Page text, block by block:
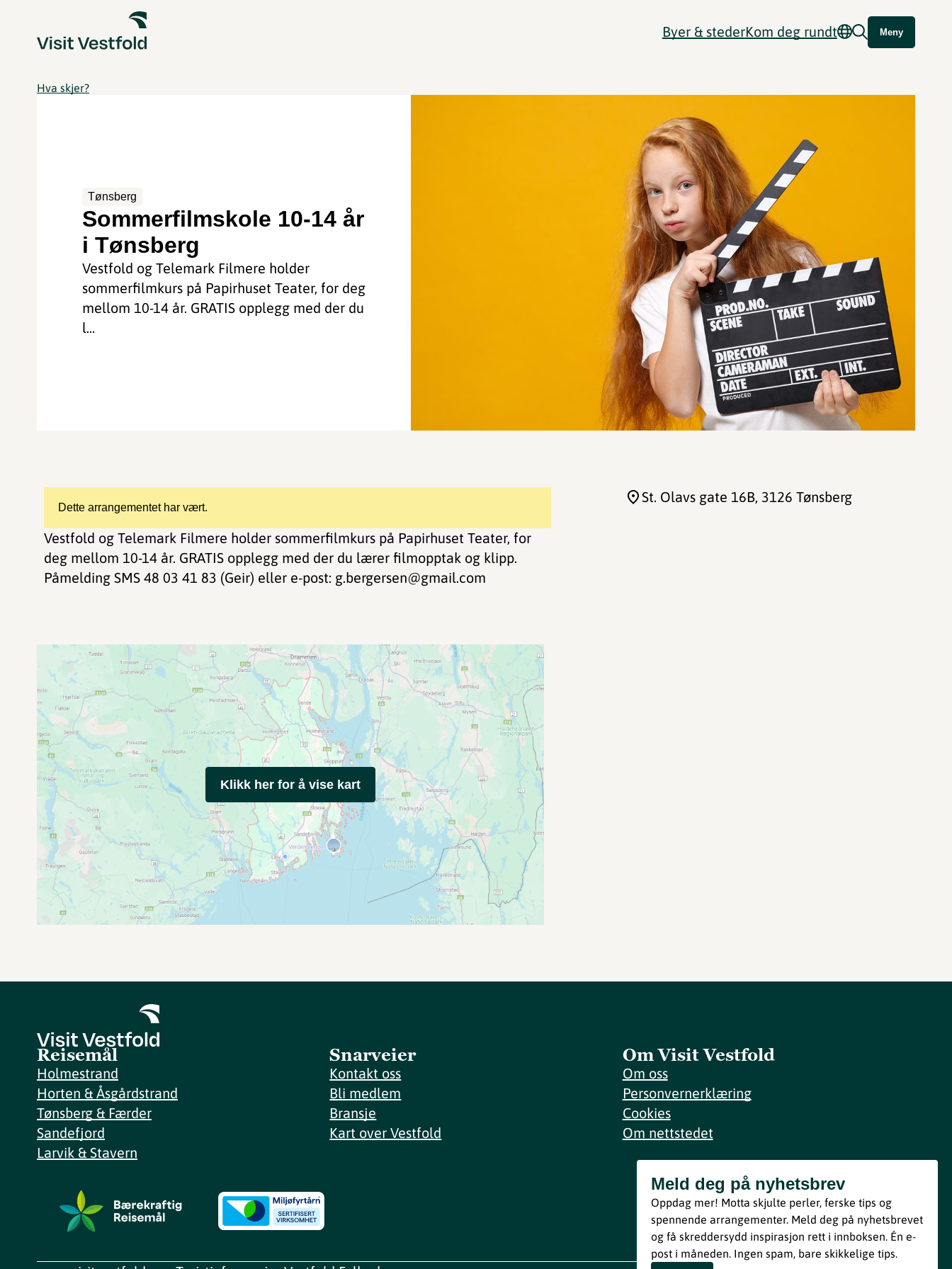
Byer & stederKom deg rundt Meny
Hva skjer?
Tønsberg
Sommerfilmskole 10-14 år
i Tønsberg
Vestfold og Telemark Filmere holder
sommerfilmkurs på Papirhuset Teater, for deg
mellom 10-14 år. GRATIS opplegg med der du
l...
Dette arrangementet har vært.
Vestfold og Telemark Filmere holder sommerfilmkurs på Papirhuset Teater, for
deg mellom 10-14 år. GRATIS opplegg med der du lærer filmopptak og klipp.
Påmelding SMS 48 03 41 83 (Geir) eller e-post: g.bergersen@gmail.com
St. Olavs gate 16B, 3126 Tønsberg
Klikk her for å vise kart
Reisemål
Holmestrand
Horten & Åsgårdstrand
Tønsberg & Færder
Sandefjord
Larvik & Stavern
Snarveier
Kontakt oss
Bli medlem
Bransje
Kart over Vestfold
Om Visit Vestfold
Om oss
Personvernerklæring
Cookies
Om nettstedet
Meld deg på nyhetsbrev
Bli med
Ved å melde deg inn godtar du våre vilkår i henhold til vår
personvernerklæring.
Meld deg på nyhetsbrev
Oppdag mer! Motta skjulte perler, ferske tips og
spennende arrangementer. Meld deg på nyhetsbrevet
og få skreddersydd inspirasjon rett i innboksen. Én e-
post i måneden. Ingen spam, bare skikkelige tips.